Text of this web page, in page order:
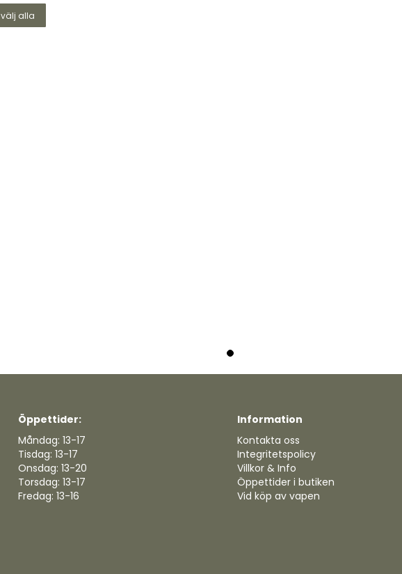
välj alla
Öppettider:
Måndag: 13-17
Tisdag: 13-17
Onsdag: 13-20
Torsdag: 13-17
Fredag: 13-16
Information
Kontakta oss
Integritetspolicy
Villkor & Info
Öppettider i butiken
Vid köp av vapen